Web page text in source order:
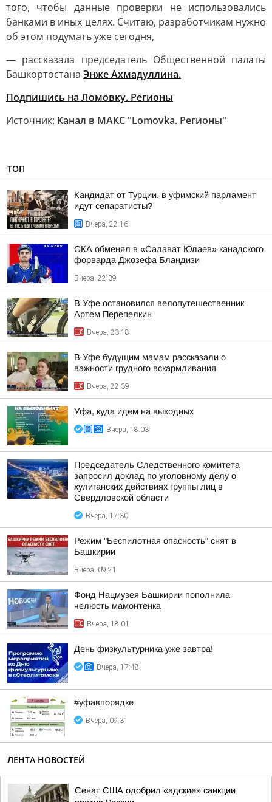
того, чтобы данные проверки не использовались
банками в иных целях. Считаю, разработчикам нужно
об этом подумать уже сегодня,
— рассказала председатель Общественной палаты
Башкортостана Энже Ахмадуллина.
Подпишись на Ломовку. Регионы
Источник: Канал в МАКС "Lomovka. Регионы"
ТОП
Кандидат от Турции. в уфимский парламент
идут сепаратисты?
Вчера, 22:16
СКА обменял в «Салават Юлаев» канадского
форварда Джозефа Бландизи
Вчера, 22:39
В Уфе остановился велопутешественник
Артем Перепелкин
Вчера, 23:18
В Уфе будущим мамам рассказали о
важности грудного вскармливания
Вчера, 22:39
Уфа, куда идем на выходных
Вчера, 18:03
Председатель Следственного комитета
запросил доклад по уголовному делу о
хулиганских действиях группы лиц в
Свердловской области
Вчера, 17:30
Режим "Беспилотная опасность" снят в
Башкирии
Вчера, 09:21
Фонд Нацмузея Башкирии пополнила
челюсть мамонтёнка
Вчера, 18:01
День физкультурника уже завтра!
Вчера, 17:48
#уфавпорядке
Вчера, 09:31
ЛЕНТА НОВОСТЕЙ
Сенат США одобрил «адские» санкции